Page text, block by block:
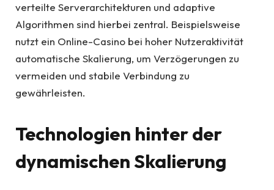
verteilte Serverarchitekturen und adaptive
Algorithmen sind hierbei zentral. Beispielsweise
nutzt ein Online-Casino bei hoher Nutzeraktivität
automatische Skalierung, um Verzögerungen zu
vermeiden und stabile Verbindung zu
gewährleisten.
Technologien hinter der
dynamischen Skalierung